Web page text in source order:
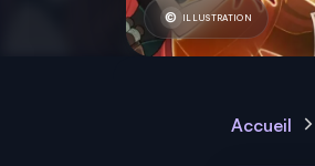
ILLUSTRATION
Accueil